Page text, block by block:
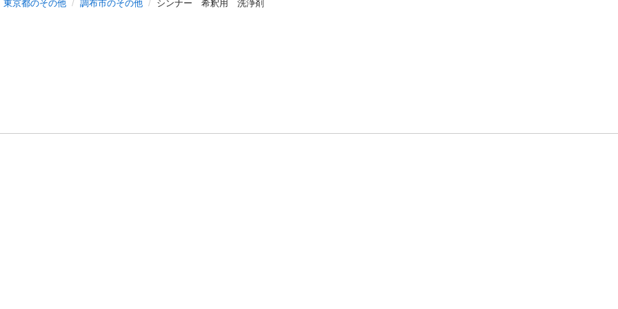
東京都のその他 調布市のその他 シンナー 希釈用 洗浄剤